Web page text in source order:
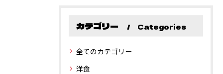
カテゴリー Categories
全てのカテゴリー
洋食